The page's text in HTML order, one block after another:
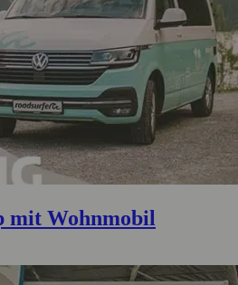
mit Wohnmobil